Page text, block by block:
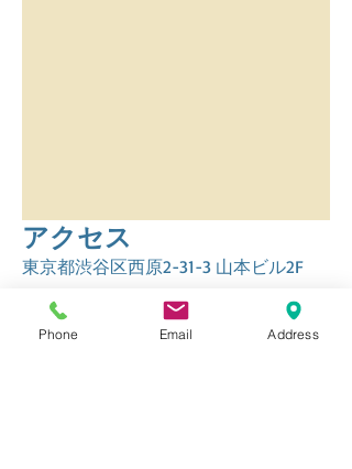
アクセス
東京都渋谷区西原2-31-3 山本ビル2F
京王新線（都営新宿線直通）
幡ヶ谷駅南口 徒歩２分
Phone Email Address